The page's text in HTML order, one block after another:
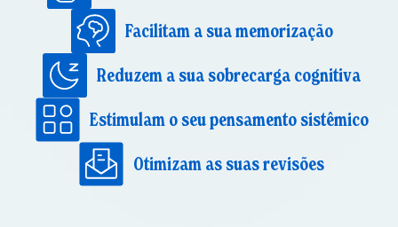
Facilitam a sua memorização
Reduzem a sua sobrecarga cognitiva
Estimulam o seu pensamento sistêmico
Otimizam as suas revisões